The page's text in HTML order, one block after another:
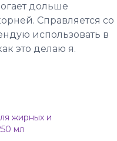
дольше
Справляется со
использовать в
это делаю я.
жирных и
мл